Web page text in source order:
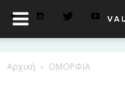
Αρχική ΟΜΟΡΦΙΑ